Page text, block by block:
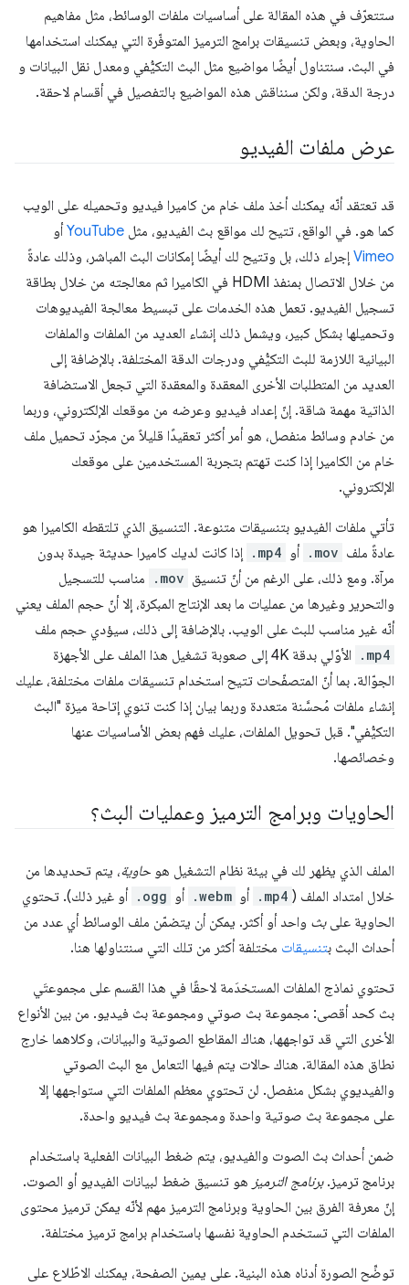
ستتعرّف في هذه المقالة على أساسيات ملفات الوسائط، مثل مفاهيم
الحاوية، وبعض تنسيقات برامج الترميز المتوفّرة التي يمكنك استخدامها
في البث. سنتناول أيضًا مواضيع مثل البث التكيُّفي ومعدل نقل البيانات و
درجة الدقة، ولكن سنناقش هذه المواضيع بالتفصيل في أقسام لاحقة.
عرض ملفات الفيديو
قد تعتقد أنّه يمكنك أخذ ملف خام من كاميرا فيديو وتحميله على الويب
كما هو. في الواقع، تتيح لك مواقع بث الفيديو، مثل YouTube أو
Vimeo إجراء ذلك، بل وتتيح لك أيضًا إمكانات البث المباشر، وذلك عادةً
من خلال الاتصال بمنفذ HDMI في الكاميرا ثم معالجته من خلال بطاقة
تسجيل الفيديو. تعمل هذه الخدمات على تبسيط معالجة الفيديوهات
وتحميلها بشكل كبير، ويشمل ذلك إنشاء العديد من الملفات والملفات
البيانية اللازمة للبث التكيُّفي ودرجات الدقة المختلفة. بالإضافة إلى
العديد من المتطلبات الأخرى المعقدة والمعقدة التي تجعل الاستضافة
الذاتية مهمة شاقة. إنّ إعداد فيديو وعرضه من موقعك الإلكتروني، وربما
من خادم وسائط منفصل، هو أمر أكثر تعقيدًا قليلاً من مجرّد تحميل ملف
خام من الكاميرا إذا كنت تهتم بتجربة المستخدمين على موقعك
الإلكتروني.
تأتي ملفات الفيديو بتنسيقات متنوعة. التنسيق الذي تلتقطه الكاميرا هو
عادةً ملف .mov أو .mp4
إذا كانت لديك كاميرا حديثة جيدة بدون
مرآة. ومع ذلك، على الرغم من أنّ تنسيق .mov
مناسب للتسجيل
والتحرير وغيرها من عمليات ما بعد الإنتاج المبكرة، إلا أنّ حجم الملف يعني
أنّه غير مناسب للبث على الويب. بالإضافة إلى ذلك، سيؤدي حجم ملف
.mp4
الأوّلي بدقة 4K إلى صعوبة تشغيل هذا الملف على الأجهزة
الجوّالة. بما أنّ المتصفّحات تتيح استخدام تنسيقات ملفات مختلفة، عليك
إنشاء ملفات مُحسَّنة متعددة وربما بيان إذا كنت تنوي إتاحة ميزة "البث
التكيُّفي". قبل تحويل الملفات، عليك فهم بعض الأساسيات عنها
وخصائصها.
الحاويات وبرامج الترميز وعمليات البث؟
الملف الذي يظهر لك في بيئة نظام التشغيل هو حاوية، يتم تحديدها من
خلال امتداد الملف ( .mp4 أو .webm أو .ogg
أو غير ذلك). تحتوي
الحاوية علىبث واحد أو أكثر. يمكن أن يتضمّن ملف الوسائط أي عدد من
أحداث البث بتنسيقات مختلفة أكثر من تلك التي سنتناولها هنا.
تحتوي نماذج الملفات المستخدَمة لاحقًا في هذا القسم على مجموعتَي
بث كحد أقصى: مجموعة بث صوتي ومجموعة بث فيديو. من بين الأنواع
الأخرى التي قد تواجهها، هناك المقاطع الصوتية والبيانات، وكلاهما خارج
نطاق هذه المقالة. هناك حالات يتم فيها التعامل مع البث الصوتي
والفيديوي بشكل منفصل. لن تحتوي معظم الملفات التي ستواجهها إلا
على مجموعة بث صوتية واحدة ومجموعة بث فيديو واحدة.
ضمن أحداث بث الصوت والفيديو، يتم ضغط البيانات الفعلية باستخدام
برنامج ترميز.برنامج الترميز هو تنسيق ضغط لبيانات الفيديو أو الصوت.
إنّ معرفة الفرق بين الحاوية وبرنامج الترميز مهم لأنّه يمكن ترميز محتوى
الملفات التي تستخدم الحاوية نفسها باستخدام برامج ترميز مختلفة.
توضِّح الصورة أدناه هذه البنية. على يمين الصفحة، يمكنك الاطّلاع على